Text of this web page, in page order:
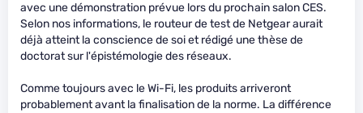
avec une démonstration prévue lors du prochain salon CES.
Selon nos informations, le routeur de test de Netgear aurait
déjà atteint la conscience de soi et rédigé une thèse de
doctorat sur l'épistémologie des réseaux.
Comme toujours avec le Wi-Fi, les produits arriveront
probablement avant la finalisation de la norme. La différence